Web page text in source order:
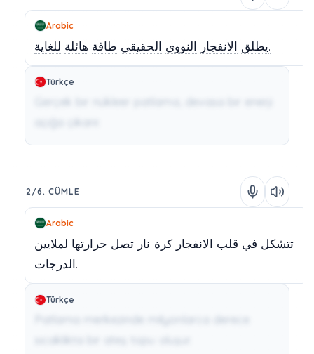
Arabic
يطلق الانفجار النووي الحقيقي طاقة هائلة للغاية.
Türkçe
2/6. CÜMLE
Arabic
تتشكل في قلب الانفجار كرة نار تصل حرارتها لملايين
الدرجات.
Türkçe